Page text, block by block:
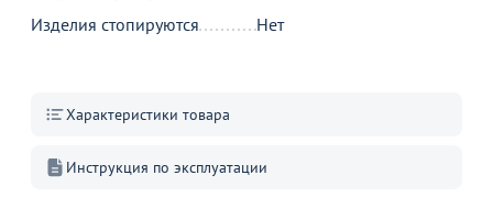
Изделия стопируются Нет
Характеристики товара
Инструкция по эксплуатации
Стулья ИЗО с
Больше не показывать это окно